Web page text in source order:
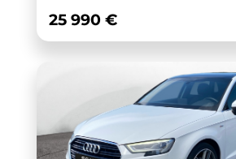
25 990 €